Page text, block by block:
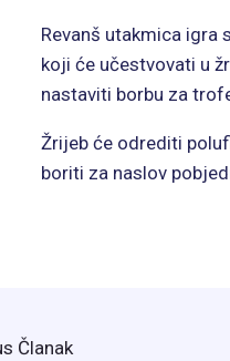
Revanš utakmica igra
koji će učestvovati u
nastaviti borbu za
Žrijeb će odrediti
boriti za naslov
Članak